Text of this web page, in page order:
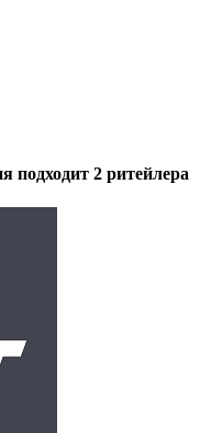
2 ритейлера